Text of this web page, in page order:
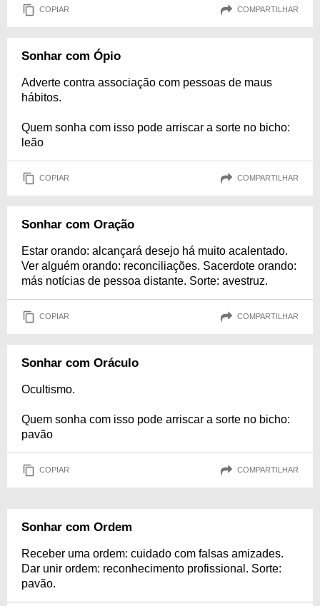
COPIAR COMPARTILHAR
Sonhar com Ópio
Adverte contra associação com pessoas de maus
hábitos.
Quem sonha com isso pode arriscar a sorte no bicho:
leão
COPIAR COMPARTILHAR
Sonhar com Oração
Estar orando: alcançará desejo há muito acalentado.
Ver alguém orando: reconciliações. Sacerdote orando:
más notícias de pessoa distante. Sorte: avestruz.
COPIAR COMPARTILHAR
Sonhar com Oráculo
Ocultismo.
Quem sonha com isso pode arriscar a sorte no bicho:
pavão
COPIAR COMPARTILHAR
Sonhar com Ordem
Receber uma ordem: cuidado com falsas amizades.
Dar unir ordem: reconhecimento profissional. Sorte:
pavão.